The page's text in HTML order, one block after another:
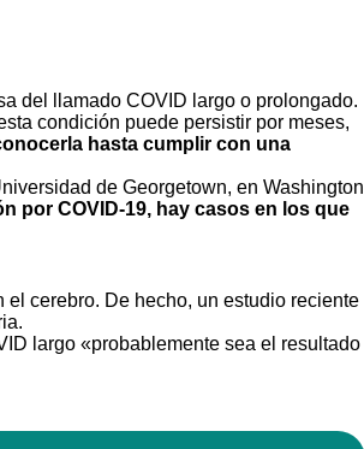
del llamado COVID largo o prolongado.
condición puede persistir por meses,
hasta cumplir con una
de Georgetown, en Washington
por COVID-19, hay casos en los que
el cerebro. De hecho, un estudio reciente
.
largo «probablemente sea el resultado